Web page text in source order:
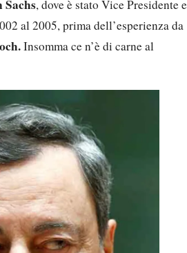
Sachs, dove è stato Vice Presidente e
al 2005, prima dell’esperienza da
Insomma ce n’è di carne al